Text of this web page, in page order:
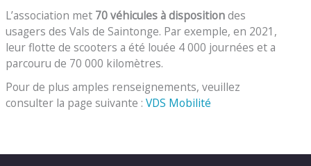
L’association met 70 véhicules à dispositiondes
usagers des Vals de Saintonge. Par exemple, en 2021,
leur flotte de scooters a été louée 4 000 journées et a
parcouru de 70 000 kilomètres.
Pour de plus amples renseignements, veuillez
consulter la page suivante :VDS Mobilité